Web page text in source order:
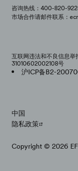
咨询热线：400-820-
市场合作请邮件联系：
互联网违法和不良信息
31010602002108号
沪ICP备B2-
中国
隐私政策
Copyright © 2026